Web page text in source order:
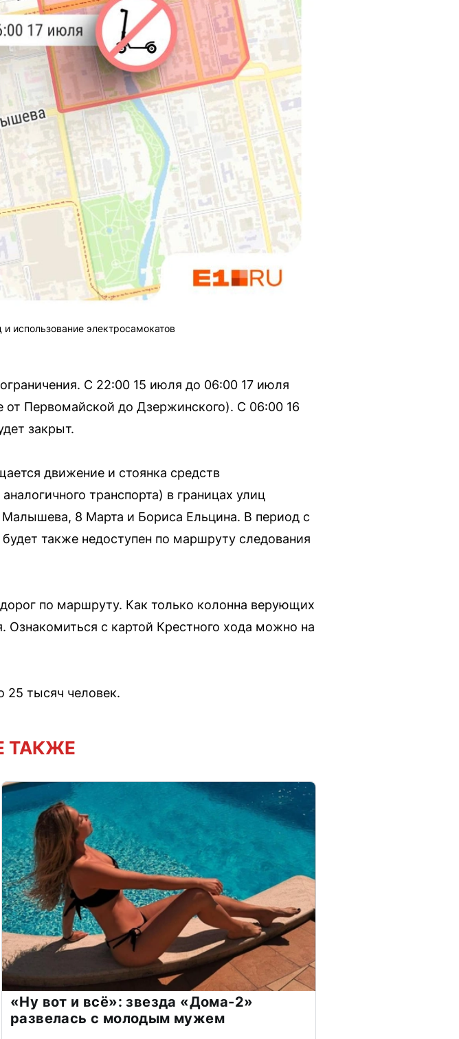
использование электросамокатов
С 22:00 15 июля до 06:00 17 июля
от Первомайской до Дзержинского). С 06:00 16
закрыт.
движение и стоянка средств
транспорта) в границах улиц
8 Марта и Бориса Ельцина. В период с
также недоступен по маршруту следования
по маршруту. Как только колонна верующих
Ознакомиться с картой Крестного хода можно на
25 тысяч человек.
ТАКЖЕ
«Ну вот и всё»: звезда «Дома-2»
развелась с молодым мужем